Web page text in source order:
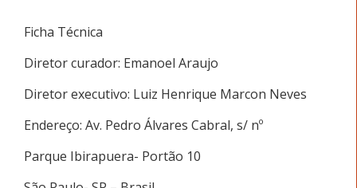
Ficha Técnica
Diretor curador: Emanoel Araujo
Diretor executivo: Luiz Henrique Marcon Neves
Endereço: Av. Pedro Álvares Cabral, s/ nº
Parque Ibirapuera- Portão 10